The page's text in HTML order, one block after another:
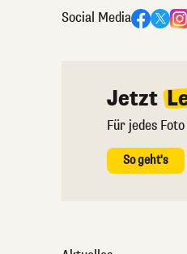
Social Media
Jetzt
Für jedes
So geht's